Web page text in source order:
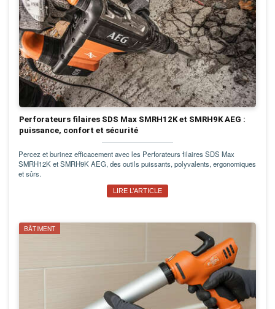
Perforateurs filaires SDS Max SMRH12K et SMRH9K AEG :
puissance, confort et sécurité
Percez et burinez efficacement avec les Perforateurs filaires SDS Max
SMRH12K et SMRH9K AEG, des outils puissants, polyvalents, ergonomiques
et sûrs.
LIRE L’ARTICLE
BÂTIMENT